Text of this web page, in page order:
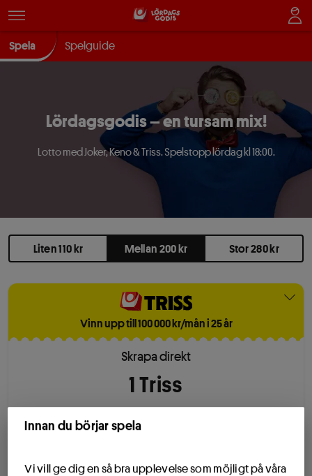
Spela Spelguide
Lördagsgodis – en tursam mix!
Lotto med Joker, Keno & Triss. Spelstopp lördag kl 18:00.
Liten 110 kr Mellan 200 kr Stor 280 kr
Vinn upp till 100 000 kr/mån i 25 år
Skrapa direkt
1Triss
En lott
Innan du börjar spela
Vi vill ge dig en så bra upplevelse som möjligt på våra